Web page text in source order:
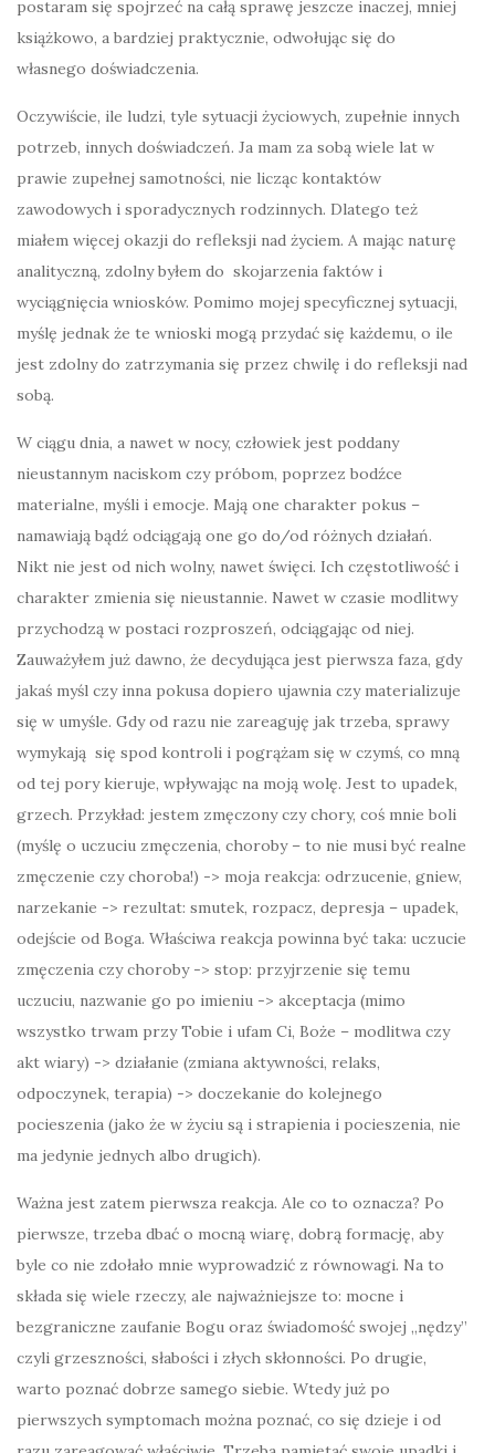
postaram się spojrzeć na całą sprawę jeszcze inaczej, mniej
książkowo, a bardziej praktycznie, odwołując się do
własnego doświadczenia.
Oczywiście, ile ludzi, tyle sytuacji życiowych, zupełnie innych
potrzeb, innych doświadczeń. Ja mam za sobą wiele lat w
prawie zupełnej samotności, nie licząc kontaktów
zawodowych i sporadycznych rodzinnych. Dlatego też
miałem więcej okazji do refleksji nad życiem. A mając naturę
analityczną, zdolny byłem do skojarzenia faktów i
wyciągnięcia wniosków. Pomimo mojej specyficznej sytuacji,
myślę jednak że te wnioski mogą przydać się każdemu, o ile
jest zdolny do zatrzymania się przez chwilę i do refleksji nad
sobą.
W ciągu dnia, a nawet w nocy, człowiek jest poddany
nieustannym naciskom czy próbom, poprzez bodźce
materialne, myśli i emocje. Mają one charakter pokus –
namawiają bądź odciągają one go do/od różnych działań.
Nikt nie jest od nich wolny, nawet święci. Ich częstotliwość i
charakter zmienia się nieustannie. Nawet w czasie modlitwy
przychodzą w postaci rozproszeń, odciągając od niej.
Zauważyłem już dawno, że decydująca jest pierwsza faza, gdy
jakaś myśl czy inna pokusa dopiero ujawnia czy materializuje
się w umyśle. Gdy od razu nie zareaguję jak trzeba, sprawy
wymykają się spod kontroli i pogrążam się w czymś, co mną
od tej pory kieruje, wpływając na moją wolę. Jest to upadek,
grzech. Przykład: jestem zmęczony czy chory, coś mnie boli
(myślę o uczuciu zmęczenia, choroby – to nie musi być realne
zmęczenie czy choroba!) -> moja reakcja: odrzucenie, gniew,
narzekanie -> rezultat: smutek, rozpacz, depresja – upadek,
odejście od Boga. Właściwa reakcja powinna być taka: uczucie
zmęczenia czy choroby -> stop: przyjrzenie się temu
uczuciu, nazwanie go po imieniu -> akceptacja (mimo
wszystko trwam przy Tobie i ufam Ci, Boże – modlitwa czy
akt wiary) -> działanie (zmiana aktywności, relaks,
odpoczynek, terapia) -> doczekanie do kolejnego
pocieszenia (jako że w życiu są i strapienia i pocieszenia, nie
ma jedynie jednych albo drugich).
Ważna jest zatem pierwsza reakcja. Ale co to oznacza? Po
pierwsze, trzeba dbać o mocną wiarę, dobrą formację, aby
byle co nie zdołało mnie wyprowadzić z równowagi. Na to
składa się wiele rzeczy, ale najważniejsze to: mocne i
bezgraniczne zaufanie Bogu oraz świadomość swojej „nędzy”
czyli grzeszności, słabości i złych skłonności. Po drugie,
warto poznać dobrze samego siebie. Wtedy już po
pierwszych symptomach można poznać, co się dzieje i od